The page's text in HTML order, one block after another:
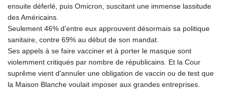
ensuite déferlé, puis Omicron, suscitant une immense lassitude
des Américains.
Seulement 46% d'entre eux approuvent désormais sa politique
sanitaire, contre 69% au début de son mandat.
Ses appels à se faire vacciner et à porter le masque sont
violemment critiqués par nombre de républicains. Et la Cour
suprême vient d'annuler une obligation de vaccin ou de test que
la Maison Blanche voulait imposer aux grandes entreprises.